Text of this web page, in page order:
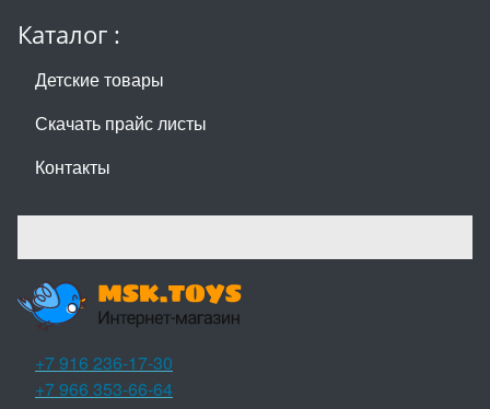
Каталог :
Детские товары
Скачать прайс листы
Контакты
+7 916 236-17-30
+7 966 353-66-64